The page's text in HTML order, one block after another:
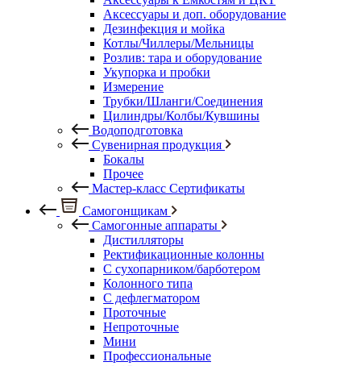
Аксессуары и доп. оборудование
Дезинфекция и мойка
Котлы/Чиллеры/Мельницы
Розлив: тара и оборудование
Укупорка и пробки
Измерение
Трубки/Шланги/Соединения
Цилиндры/Колбы/Кувшины
Водоподготовка
Сувенирная продукция
Бокалы
Прочее
Мастер-класс Сертификаты
Самогонщикам
Самогонные аппараты
Дистилляторы
Ректификационные колонны
С сухопарником/барботером
Колонного типа
С дефлегматором
Проточные
Непроточные
Мини
Профессиональные